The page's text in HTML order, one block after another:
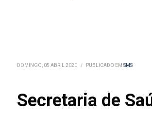
DOMINGO, 05 ABRIL 2020 / PUBLICADO EM SMS
Secretaria de